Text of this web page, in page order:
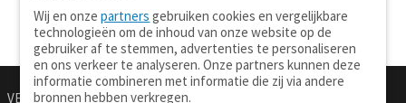
VERTALEN.NU
Wij en onzepartners gebruiken cookies en vergelijkbare
technologieën om de inhoud van onze website op de
gebruiker af te stemmen, advertenties te personaliseren
en ons verkeer te analyseren. Onze partners kunnen deze
informatie combineren met informatie die zij via andere
bronnen hebben verkregen.